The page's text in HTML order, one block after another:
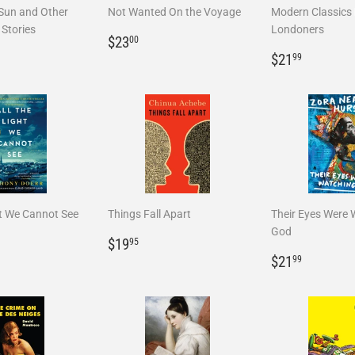
and Other
Not Wanted On the Voyage
Prix
$2300
Modern Classics
Londoners
Prix
$21 99
Cannot See Things Fall Apart
Prix
$1995
Their Eyes Were
God
Prix
$21 99